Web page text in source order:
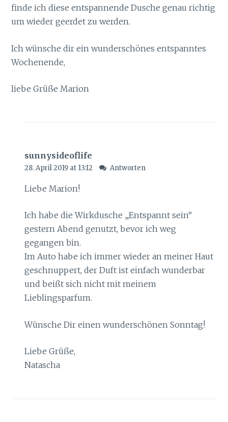
finde ich diese entspannende Dusche genau richtig
um wieder geerdet zu werden.
Ich wünsche dir ein wunderschönes entspanntes
Wochenende,
liebe Grüße Marion
sunnysideoflife
28. April 2019 at 13:12 Antworten
Liebe Marion!
Ich habe die Wirkdusche „Entspannt sein“
gestern Abend genutzt, bevor ich weg
gegangen bin.
Im Auto habe ich immer wieder an meiner Haut
geschnuppert, der Duft ist einfach wunderbar
und beißt sich nicht mit meinem
Lieblingsparfum.
Wünsche Dir einen wunderschönen Sonntag!
Liebe Grüße,
Natascha